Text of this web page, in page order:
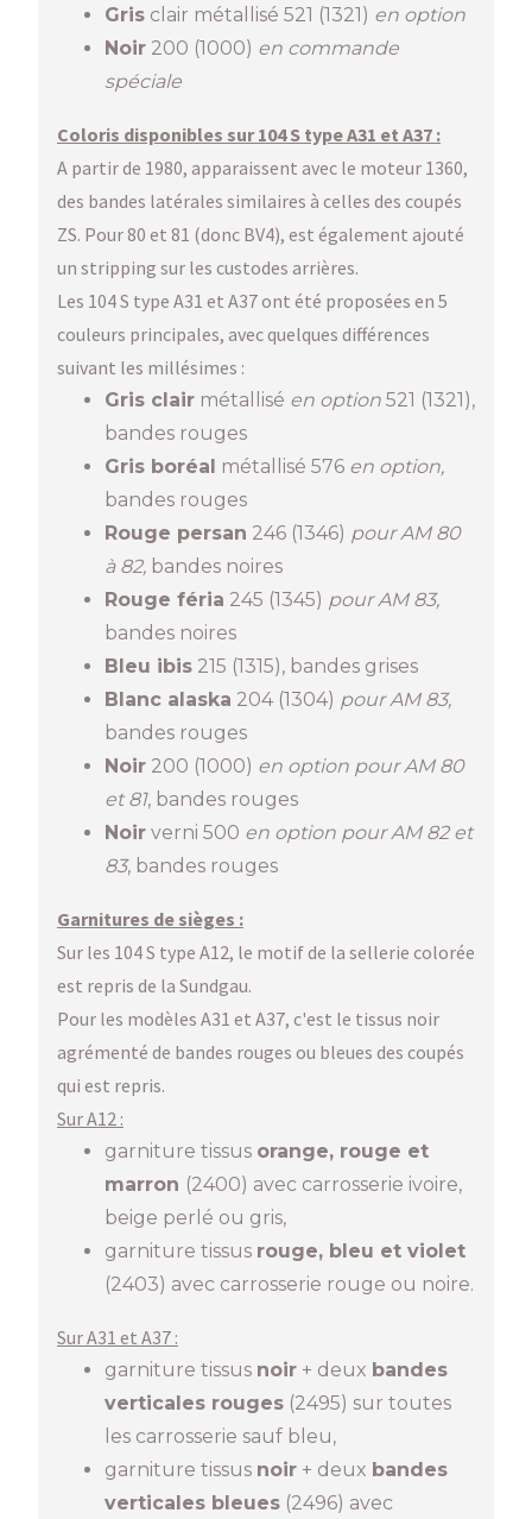
Gris clair métallisé 521 (1321) en option
Noir 200 (1000) en commande
spéciale
Coloris disponibles sur 104 S type A31 et A37 :
A partir de 1980, apparaissent avec le moteur 1360,
des bandes latérales similaires à celles des coupés
ZS. Pour 80 et 81 (donc BV4), est également ajouté
un stripping sur les custodes arrières.
Les 104 S type A31 et A37 ont été proposées en 5
couleurs principales, avec quelques différences
suivant les millésimes :
Gris clair métallisé en option 521 (1321),
bandes rouges
Gris boréal métallisé 576 en option,
bandes rouges
Rouge persan 246 (1346) pour AM 80
à 82, bandes noires
Rouge féria 245 (1345) pour AM 83,
bandes noires
Bleu ibis 215 (1315), bandes grises
Blanc alaska 204 (1304) pour AM 83,
bandes rouges
Noir 200 (1000) en option pour AM 80
et 81, bandes rouges
Noir verni 500 en option pour AM 82 et
83, bandes rouges
Garnitures de sièges :
Sur les 104 S type A12, le motif de la sellerie colorée
est repris de la Sundgau.
Pour les modèles A31 et A37, c'est le tissus noir
agrémenté de bandes rouges ou bleues des coupés
qui est repris.
Sur A12 :
garniture tissus orange, rouge et
marron (2400) avec carrosserie ivoire,
beige perlé ou gris,
garniture tissus rouge, bleu et violet
(2403) avec carrosserie rouge ou noire.
Sur A31 et A37 :
garniture tissus noir + deux bandes
verticales rouges (2495) sur toutes
les carrosserie sauf bleu,
garniture tissus noir + deux bandes
verticales bleues (2496) avec